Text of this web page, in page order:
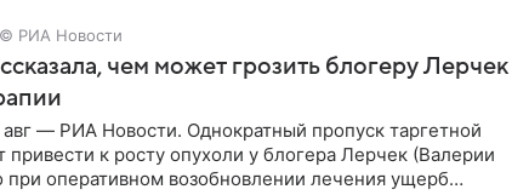
© РИА Новости
чем может грозить блогеру Лерчек
— РИА Новости. Однократный пропуск таргетной
к росту опухоли у блогера Лерчек (Валерии
при оперативном возобновлении лечения ущерб